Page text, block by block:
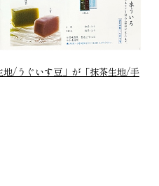
/うぐいす豆」が「抹茶生地/手